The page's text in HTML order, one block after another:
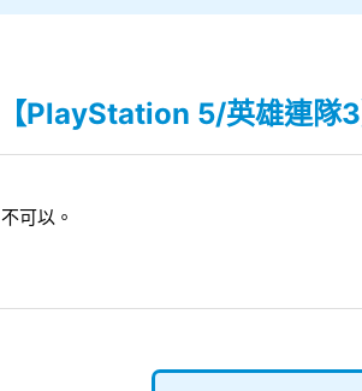
【PlayStation 5/英雄連隊
不可以。